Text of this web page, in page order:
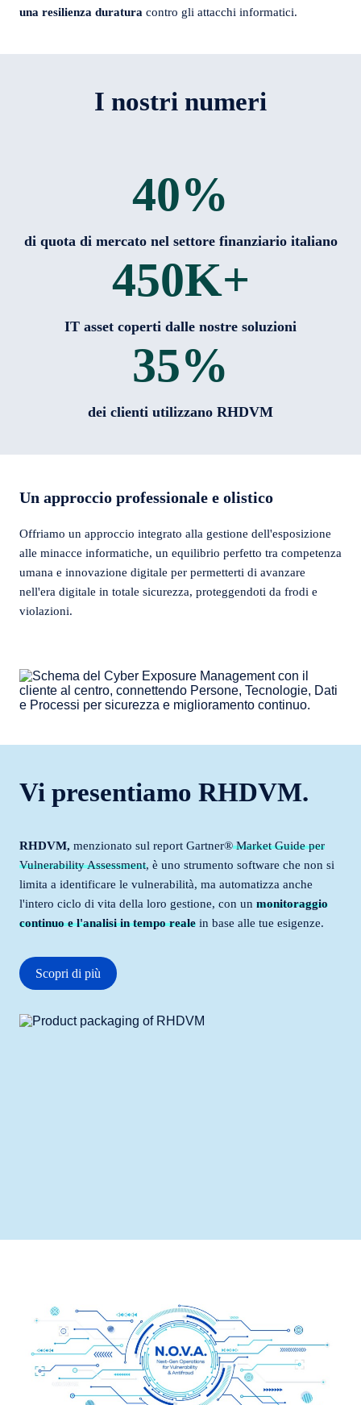
una resilienza duratura contro gli attacchi informatici.
I nostri numeri
40%
di quota di mercato nel settore finanziario italiano
450K+
IT asset coperti dalle nostre soluzioni
35%
dei clienti utilizzano RHDVM
Un approccio professionale e olistico
Offriamo un approccio integrato alla gestione dell'esposizione
alle minacce informatiche, un equilibrio perfetto tra competenza
umana e innovazione digitale per permetterti di avanzare
nell'era digitale in totale sicurezza, proteggendoti da frodi e
violazioni.
Vi presentiamo RHDVM.
RHDVM, menzionato sul report Gartner® Market Guide per
Vulnerability Assessment, è uno strumento software che non si
limita a identificare le vulnerabilità, ma automatizza anche
l'intero ciclo di vita della loro gestione, con un monitoraggio
continuo e l'analisi in tempo reale in base alle tue esigenze.
Scopri di più